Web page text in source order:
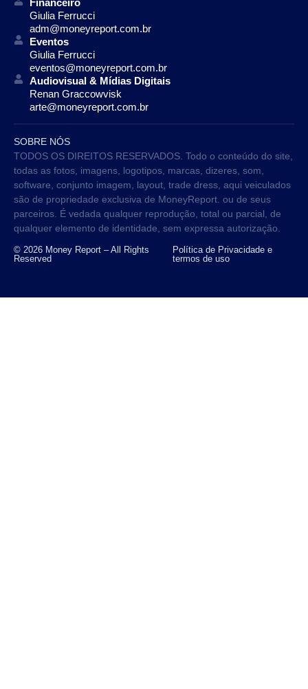
Giulia Ferrucci
adm@moneyreport.com.br
Eventos
Giulia Ferrucci
eventos@moneyreport.com.br
Audiovisual & Mídias Digitais
Renan Graccowvisk
arte@moneyreport.com.br
SOBRE NÓS
TODOS OS DIREITOS RESERVADOS. Todo o conteúdo do site,
todas as fotos, imagens, logotipos, marcas, dizeres, som,
software, conjunto imagem, layout, trade dress, aqui veiculados
são de propriedade exclusiva de MoneyReport. ou de seus
parceiros. É vedada qualquer reprodução, total ou parcial, de
qualquer elemento de identidade, sem expressa autorização.
© 2026 Money Report – All Rights
Reserved
Política de Privacidade e
termos de uso